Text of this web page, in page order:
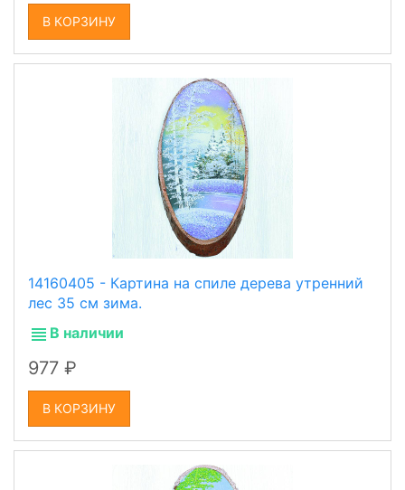
В КОРЗИНУ
14160405 - Картина на спиле дерева утренний
лес 35 см зима.
В наличии
977
В КОРЗИНУ